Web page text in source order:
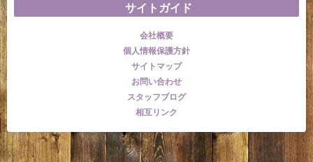
サイトガイド
会社概要
個人情報保護方針
サイトマップ
お問い合わせ
スタッフブログ
相互リンク